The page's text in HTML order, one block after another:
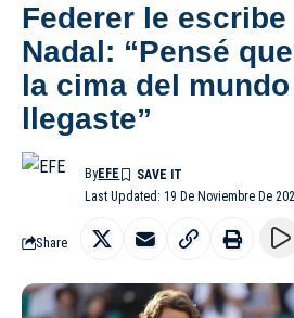
Federer le
Nadal: “Pensé
la cima del
llegaste”
Last Updated: 19 De Noviembre De
ByEFE
Share